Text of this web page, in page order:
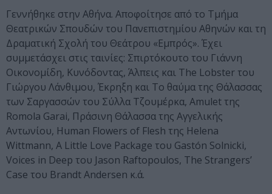
Γεννήθηκε στην Αθήνα. Αποφοίτησε από το Τμήμα
Θεατρικών Σπουδών του Πανεπιστημίου Αθηνών και τη
Δραματική Σχολή του Θεάτρου «Εμπρός». Έχει
συμμετάσχει στις ταινίες: Σπιρτόκουτο του Γιάννη
Οικονομίδη, Κυνόδοντας, Άλπεις και The Lobster του
Γιώργου Λάνθιμου, Έκρηξη και Το θαύμα της Θάλασσας
των Σαργασσών του Σύλλα Τζουμέρκα, Amulet της
Romola Garai, Πράσινη Θάλασσα της Αγγελικής
Αντωνίου, Human Flowers of Flesh της Helena
Wittmann, A Little Love Package του Gastón Solnicki,
Voices in Deep του Jason Raftopoulos, The Strangers’
Case του Brandt Andersen κ.ά.